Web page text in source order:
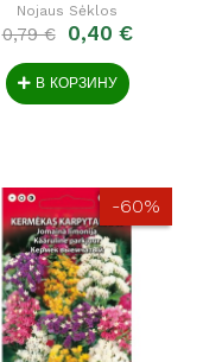
Nojaus Sėklos
0,79 € 0,40 €
В КОРЗИНУ
-60%